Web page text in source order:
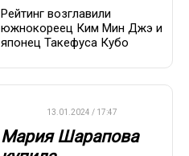
Рейтинг возглавили
южнокореец Ким Мин Джэ и
японец Такефуса Кубо
13.01.2024 / 17:47
Мария Шарапова